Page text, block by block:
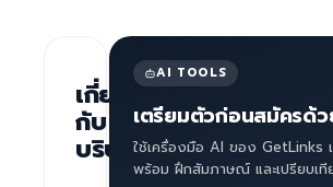
เกี่ยว
กับ
บริษัท
AI TOOLS
เตรียมตัวก่อนสมัครด้ว
ใช้เครื่องมือ AI ของ GetLinks
พร้อม ฝึกสัมภาษณ์ และเปรียบเที